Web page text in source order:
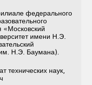
федерального
«Московский
имени Н.Э.
Н.Э. Баумана).
технических наук,